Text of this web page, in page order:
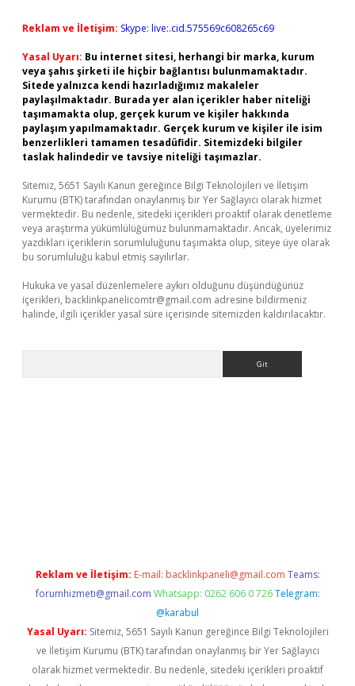
Reklam ve İletişim: Skype: live:.cid.575569c608265c69
Yasal Uyarı: Bu internet sitesi, herhangi bir marka, kurum
veya şahıs şirketi ile hiçbir bağlantısı bulunmamaktadır.
Sitede yalnızca kendi hazırladığımız makaleler
paylaşılmaktadır. Burada yer alan içerikler haber niteliği
taşımamakta olup, gerçek kurum ve kişiler hakkında
paylaşım yapılmamaktadır. Gerçek kurum ve kişiler ile isim
benzerlikleri tamamen tesadüfidir. Sitemizdeki bilgiler
taslak halindedir ve tavsiye niteliği taşımazlar.
Sitemiz, 5651 Sayılı Kanun gereğince Bilgi Teknolojileri ve İletişim
Kurumu (BTK) tarafından onaylanmış bir Yer Sağlayıcı olarak hizmet
vermektedir. Bu nedenle, sitedeki içerikleri proaktif olarak denetleme
veya araştırma yükümlülüğümüz bulunmamaktadır. Ancak, üyelerimiz
yazdıkları içeriklerin sorumluluğunu taşımakta olup, siteye üye olarak
bu sorumluluğu kabul etmiş sayılırlar.
Hukuka ve yasal düzenlemelere aykırı olduğunu düşündüğünüz
içerikleri, backlinkpanelicomtr@gmail.com adresine bildirmeniz
halinde, ilgili içerikler yasal süre içerisinde sitemizden kaldırılacaktır.
Reklam ve İletişim: E-mail: backlinkpaneli@gmail.com Teams:
forumhizmeti@gmail.com Whatsapp: 0262 606 0 726 Telegram:
@karabul
Yasal Uyarı: Sitemiz, 5651 Sayılı Kanun gereğince Bilgi Teknolojileri
ve İletişim Kurumu (BTK) tarafından onaylanmış bir Yer Sağlayıcı
olarak hizmet vermektedir. Bu nedenle, sitedeki içerikleri proaktif